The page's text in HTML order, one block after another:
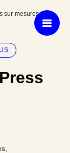
mesures et